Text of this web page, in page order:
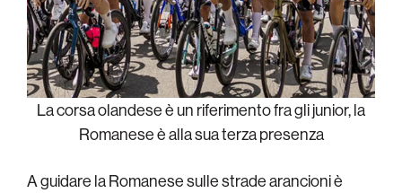
La corsa olandese è un riferimento fra gli junior, la
Romanese è alla sua terza presenza
A guidare la Romanese sulle strade arancioni è